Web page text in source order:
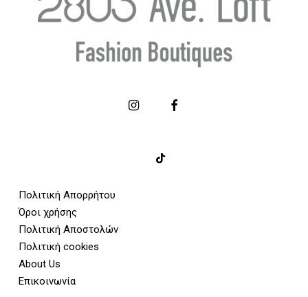
Πολιτική Απορρήτου
Όροι χρήσης
Πολιτική Αποστολών
Πολιτική cookies
About Us
Επικοινωνία